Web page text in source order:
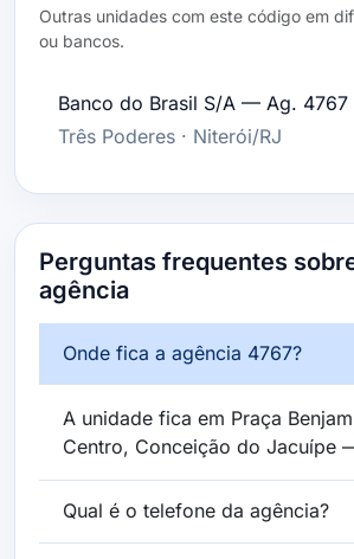
Outras unidades com este código em
ou bancos.
Banco do Brasil S/A — Ag. 4767
Três Poderes · Niterói/RJ
Perguntas frequentes
agência
Onde fica a agência 4767?
A unidade fica em Praça
Centro, Conceição do Jacuípe
Qual é o telefone da agência?